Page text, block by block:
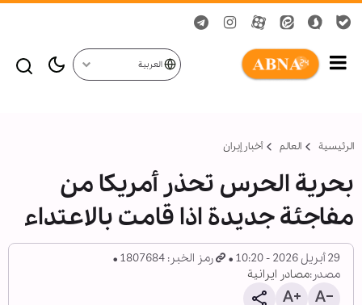
العربية
الرئيسية العالم أخبار إيران
بحرية الحرس تحذر أمريكا من
مفاجئة جديدة اذا قامت بالاعتداء
29 أبريل 2026 - 10:20
رمز الخبر: 1807684
مصدر:مصادر ايرانية